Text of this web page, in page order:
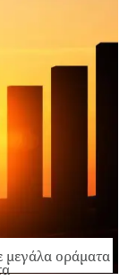
μεγάλα οράματα